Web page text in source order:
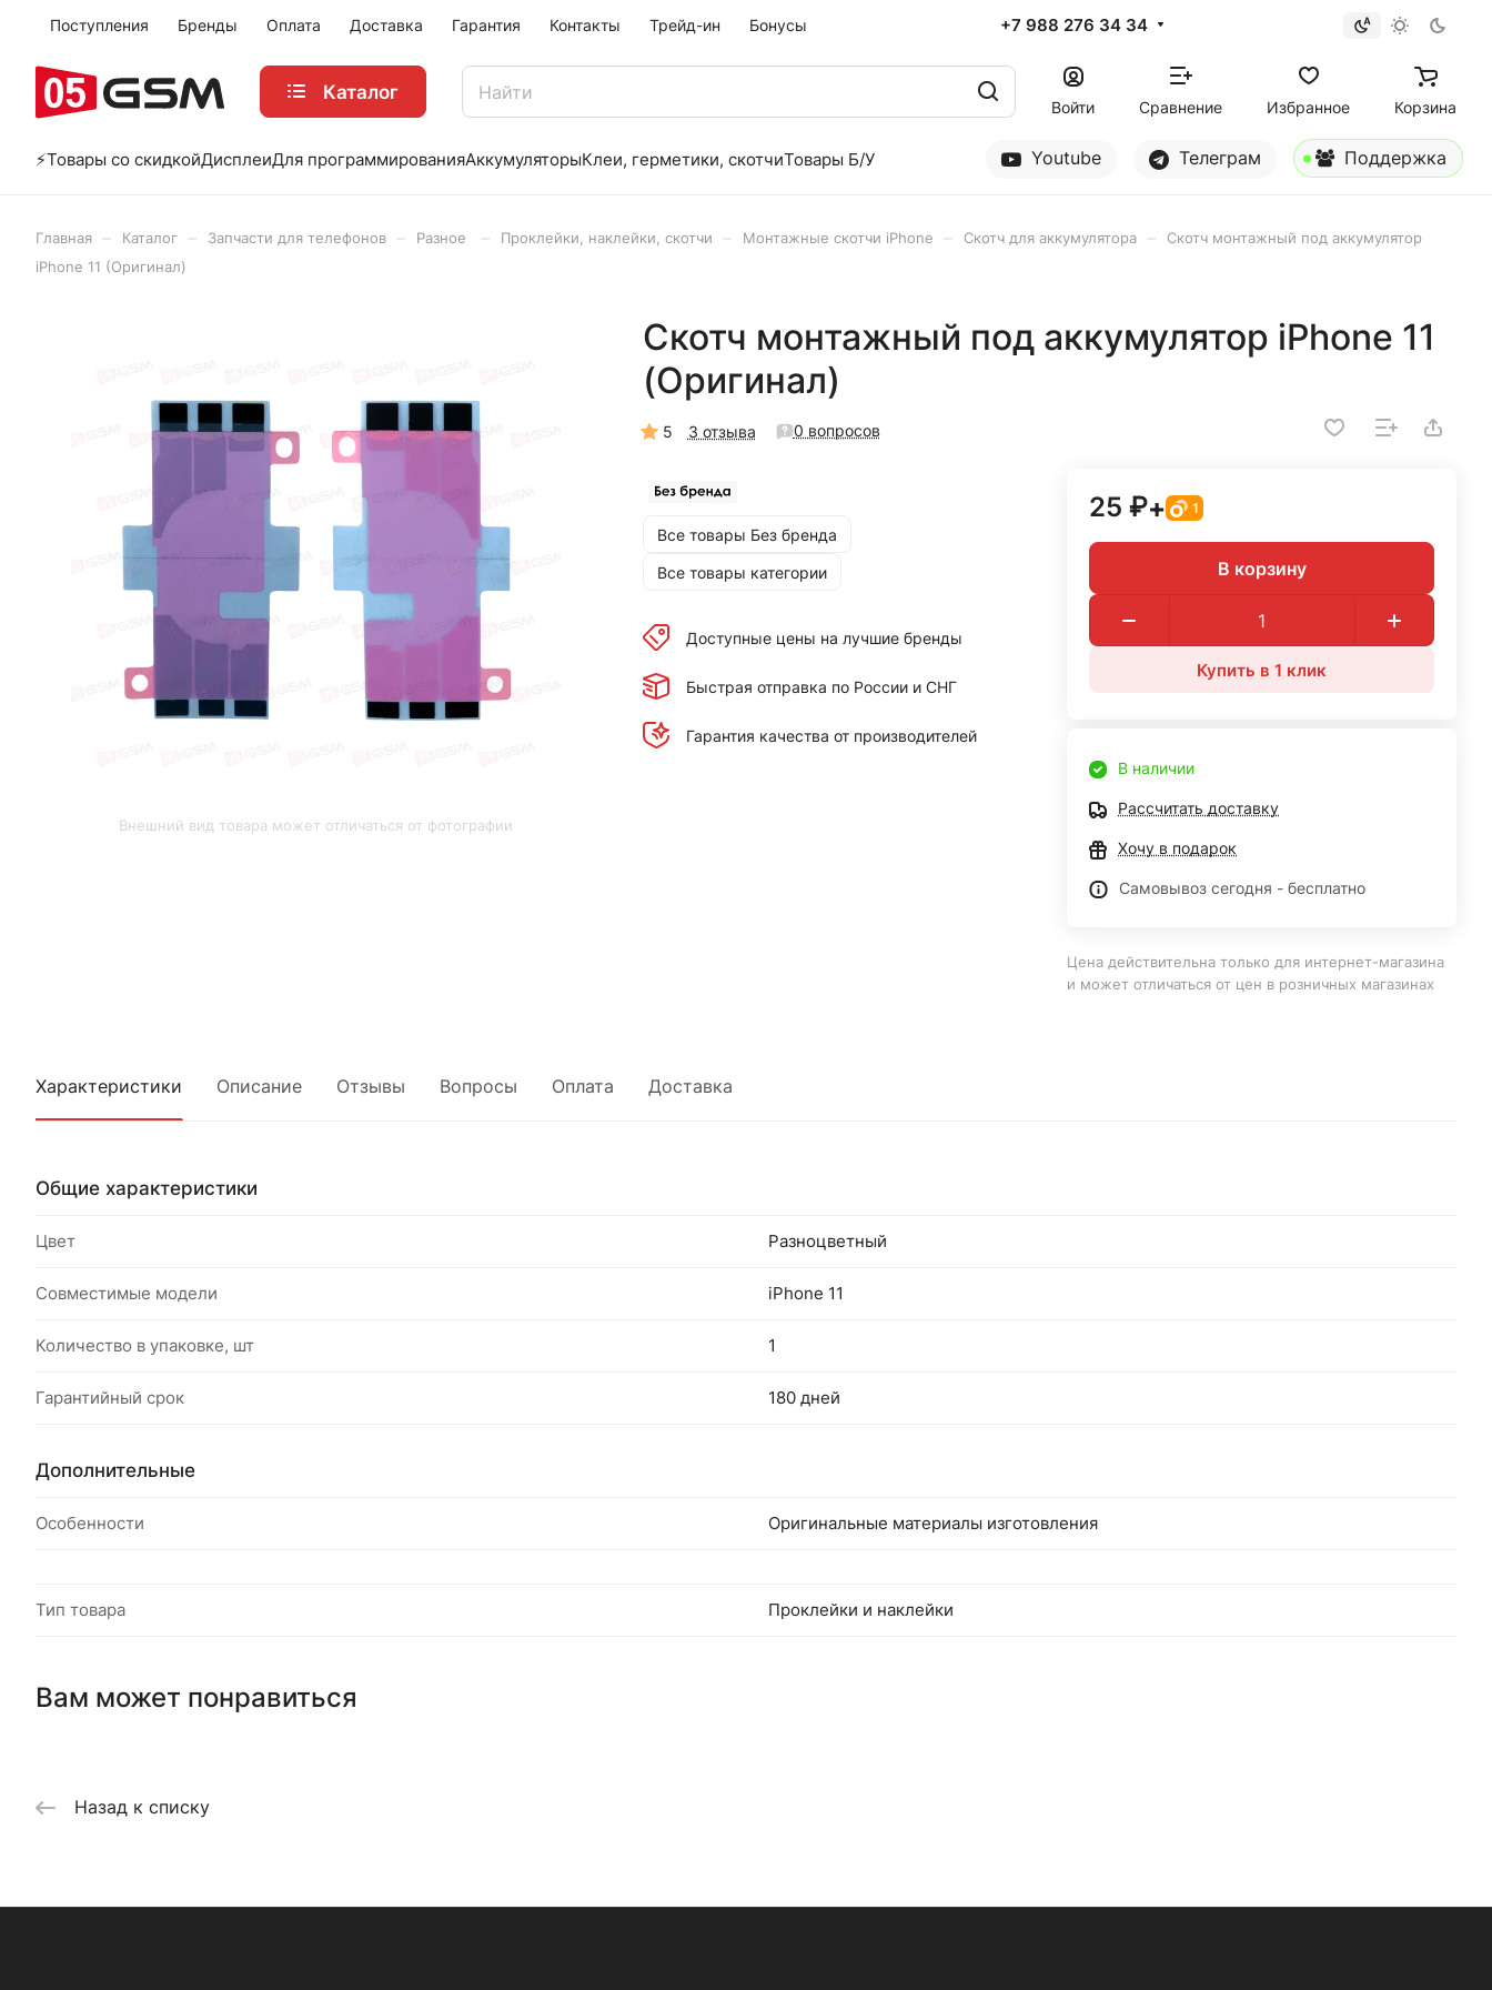
Поступления Бренды Оплата Доставка Гарантия Контакты Трейд-ин Бонусы +7 988 276 34 34
Каталог
Войти Сравнение Избранное Корзина
⚡️Товары со скидкойДисплеиДля программированияАккумуляторыКлеи, герметики, скотчиТовары Б/У Youtube Телеграм Поддержка
Главная Каталог Запчасти для телефонов Разное Проклейки, наклейки, скотчи Монтажные скотчи iPhone Скотч для аккумулятора
Скотч монтажный под аккумулятор
iPhone 11 (Оригинал)
Внешний вид товара может отличаться от фотографии
Скотч монтажный под аккумулятор iPhone 11
(Оригинал)
5 3 отзыва 0 вопросов
Все товары Без бренда
Все товары категории
Доступные цены на лучшие бренды
Быстрая отправка по России и СНГ
Гарантия качества от производителей
25 ₽+ 1
В корзину
Купить в 1 клик
В наличии
Рассчитать доставку
Хочу в подарок
Самовывоз сегодня - бесплатно
Цена действительна только для интернет-магазина
и может отличаться от цен в розничных магазинах
Характеристики Описание Отзывы Вопросы Оплата Доставка
Общие характеристики
Цвет Разноцветный
Совместимые модели iPhone 11
Количество в упаковке, шт 1
Гарантийный срок 180 дней
Дополнительные
Особенности Оригинальные материалы изготовления
Тип товара Проклейки и наклейки
Вам может понравиться
Назад к списку